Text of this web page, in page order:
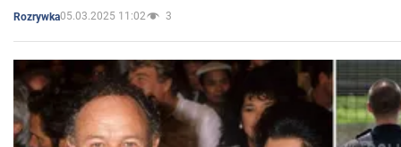
Rozrywka05.03.2025 11:02 3